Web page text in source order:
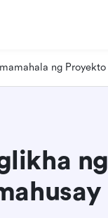
ng Proyekto
ng